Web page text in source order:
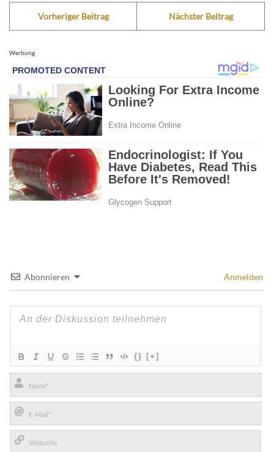
Vorheriger Beitrag Nächster Beitrag
Werbung
Abonnieren Anmelden
{} [+]
Name*
E-
Mail*